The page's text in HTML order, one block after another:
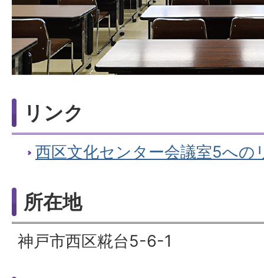
リンク
西区文化センター会議室5への
所在地
神戸市西区糀台5-6-1